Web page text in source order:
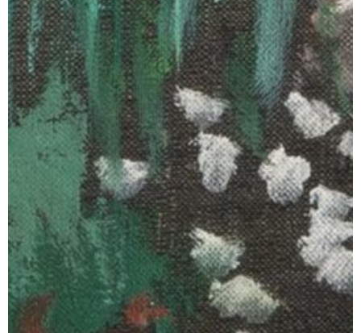
IMMER AUF DEM NEUESTEN STAND!
Erhalten Sie unseren Newsletter mit
Informationen zu verfügbaren Werken und
Ausstellungen